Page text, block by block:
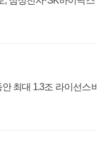
최대 1.3조 라이선스비